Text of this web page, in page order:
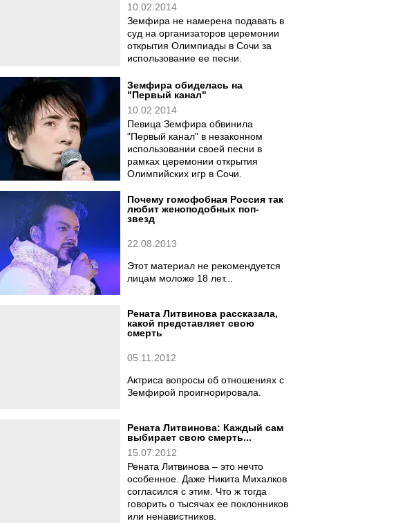
10.02.2014
Земфира не намерена подавать в
суд на организаторов церемонии
открытия Олимпиады в Сочи за
использование ее песни.
Земфира обиделась на
"Первый канал"
10.02.2014
Певица Земфира обвинила
"Первый канал" в незаконном
использовании своей песни в
рамках церемонии открытия
Олимпийских игр в Сочи.
Почему гомофобная Россия так
любит женоподобных поп-
звезд
22.08.2013
Этот материал не рекомендуется
лицам моложе 18 лет...
Рената Литвинова рассказала,
какой представляет свою
смерть
05.11.2012
Актриса вопросы об отношениях с
Земфирой проигнорировала.
Рената Литвинова: Каждый сам
выбирает свою смерть...
15.07.2012
Рената Литвинова – это нечто
особенное. Даже Никита Михалков
согласился с этим. Что ж тогда
говорить о тысячах ее поклонников
или ненавистников.